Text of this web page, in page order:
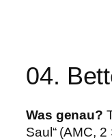
04.
Was genau?
Saul“ (AMC,